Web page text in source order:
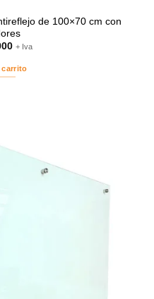
de 100×70 cm con
+ Iva
carrito